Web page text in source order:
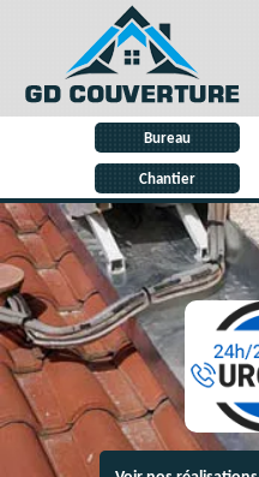
Bureau
Chantier